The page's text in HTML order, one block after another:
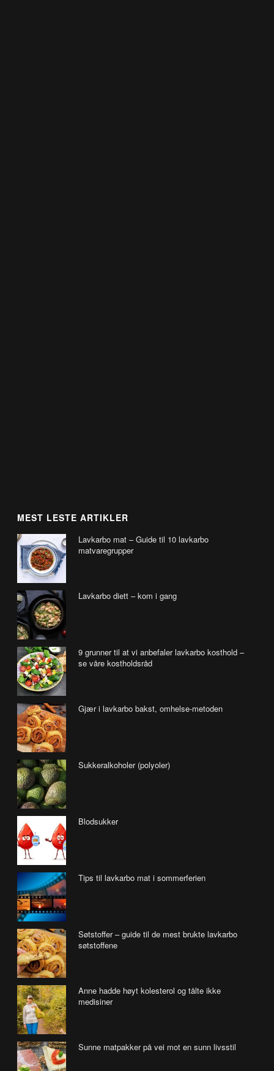
MEST LESTE ARTIKLER
Lavkarbo mat – Guide til 10 lavkarbo
matvaregrupper
Lavkarbo diett – kom i gang
9 grunner til at vi anbefaler lavkarbo kosthold –
se våre kostholdsråd
Gjær i lavkarbo bakst, omhelse-metoden
Sukkeralkoholer (polyoler)
Blodsukker
Tips til lavkarbo mat i sommerferien
Søtstoffer – guide til de mest brukte lavkarbo
søtstoffene
Anne hadde høyt kolesterol og tålte ikke
medisiner
Sunne matpakker på vei mot en sunn livsstil